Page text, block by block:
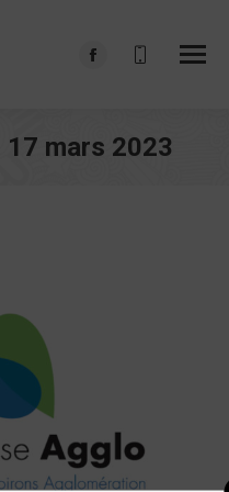
Facebook
in
17 mars 2023